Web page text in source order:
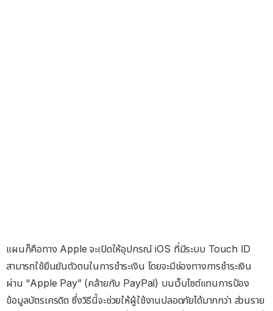
แผนก็คือทาง Apple จะเปิดให้อุปกรณ์ iOS ที่มีระบบ Touch ID
สามารถใช้ยืนยันตัวตนในการชำระเงิน โดยจะมีช่องทางการชำระเงิน
ผ่าน “Apple Pay” (คล้ายกับ PayPal) บนเว็บไซต์แทนการป้อง
ข้อมูลบัตรเครดิต ซึ่งวิธีนี้จะช่วยให้ผู้ใช้งานปลอดภัยได้มากกว่า ส่วนราย